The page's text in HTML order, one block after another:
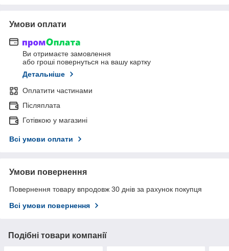
Умови оплати
Ви отримаєте замовлення
або гроші повернуться на вашу картку
Детальніше
Оплатити частинами
Післяплата
Готівкою у магазині
Всі умови оплати
Умови повернення
Повернення товару впродовж 30 днів за рахунок покупця
Всі умови повернення
Подібні товари компанії